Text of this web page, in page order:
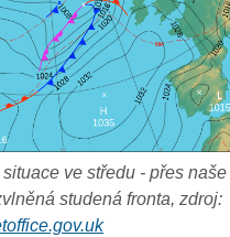
ve středu - přes
studená fronta, zdroj: